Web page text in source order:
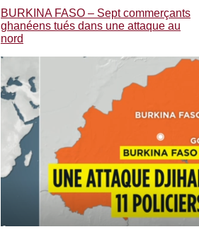
BURKINA FASO – Sept commerçants
ghanéens tués dans une attaque au
nord